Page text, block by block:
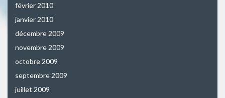
février 2010
janvier 2010
décembre 2009
novembre 2009
octobre 2009
septembre 2009
juillet 2009